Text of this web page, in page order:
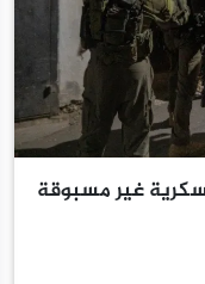
غير مسبوقة